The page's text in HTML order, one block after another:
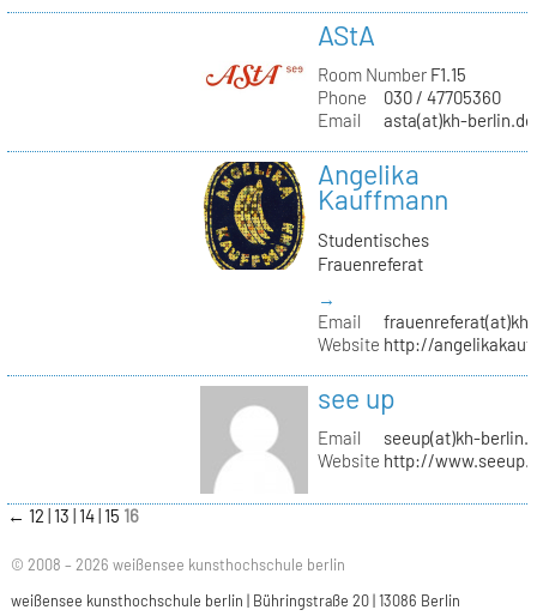
AStA
Room NumberF1.15
Phone
030 / 47705360
Email
asta(at)kh-berlin.de
Angelika
Kauffmann
Studentisches
Frauenreferat
→
Email
Website http://
see up
Email
seeup(at)kh-
Website http://
← 12 13 14 15 16
© 2008 – 2026 weißensee kunsthochschule berlin
weißensee kunsthochschule berlin | Bühringstraße 20 | 13086 Berlin